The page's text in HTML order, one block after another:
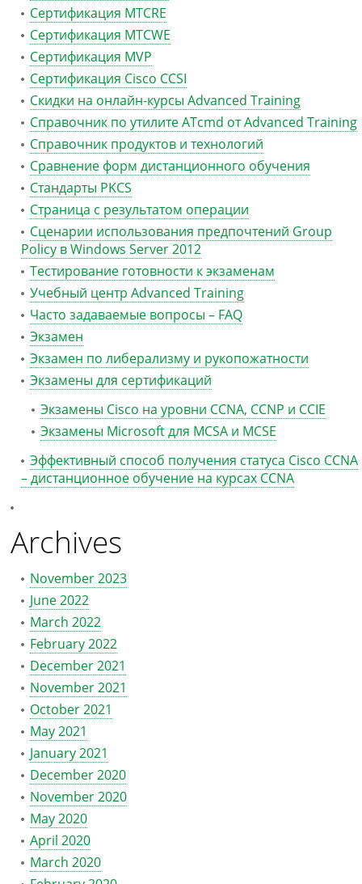
Сертификация MTCRE
Сертификация MTCWE
Сертификация MVP
Сертификация Сisco CCSI
Скидки на онлайн-курсы Advanced Training
Справочник по утилите ATcmd от Advanced Training
Справочник продуктов и технологий
Сравнение форм дистанционного обучения
Стандарты PKCS
Страница с результатом операции
Сценарии использования предпочтений Group
Policy в Windows Server 2012
Тестирование готовности к экзаменам
Учебный центр Advanced Training
Часто задаваемые вопросы – FAQ
Экзамен
Экзамен по либерализму и рукопожатности
Экзамены для сертификаций
Экзамены Cisco на уровни CCNA, CCNP и CCIE
Экзамены Microsoft для MCSA и MCSE
Эффективный способ получения статуса Cisco CCNA
– дистанционное обучение на курсах CCNA
Archives
November 2023
June 2022
March 2022
February 2022
December 2021
November 2021
October 2021
May 2021
January 2021
December 2020
November 2020
May 2020
April 2020
March 2020